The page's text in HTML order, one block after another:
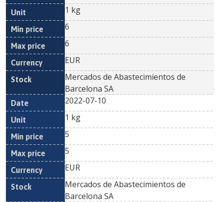
1 kg
6
6
EUR
Mercados de Abastecimientos de
Barcelona SA
2022-07-10
1 kg
5
5
EUR
Mercados de Abastecimientos de
Barcelona SA